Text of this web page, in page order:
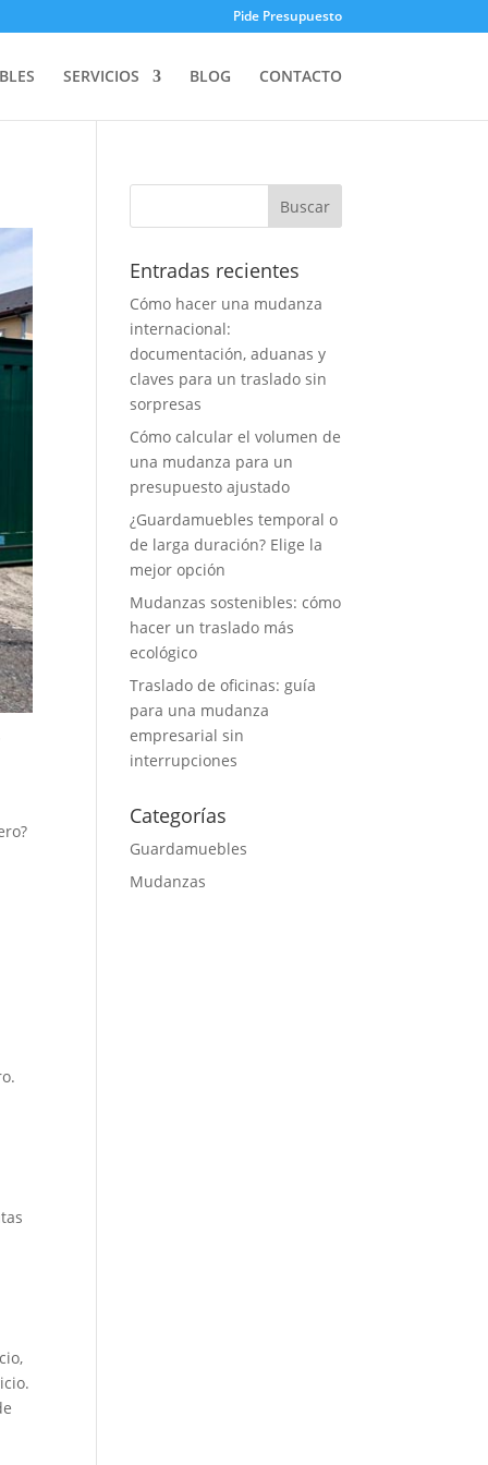
Pide Presupuesto
SERVICIOS BLOG CONTACTO
Entradas recientes
Cómo hacer una mudanza
internacional:
documentación, aduanas y
claves para un traslado sin
sorpresas
Cómo calcular el volumen de
una mudanza para un
presupuesto ajustado
¿Guardamuebles temporal o
de larga duración? Elige la
mejor opción
Mudanzas sostenibles: cómo
hacer un traslado más
ecológico
Traslado de oficinas: guía
para una mudanza
empresarial sin
interrupciones
Categorías
Guardamuebles
Mudanzas